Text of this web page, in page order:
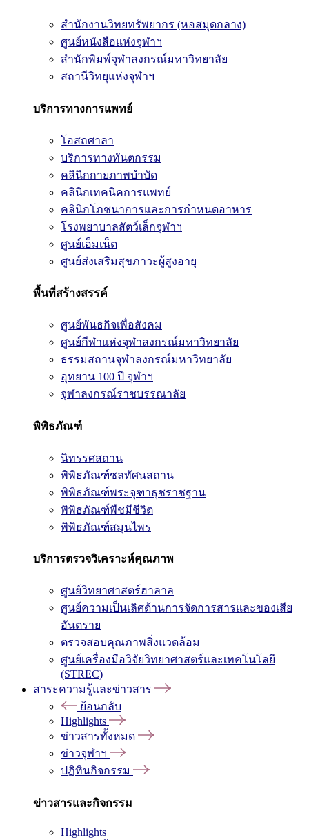
สำนักงานวิทยทรัพยากร (หอสมุดกลาง)
ศูนย์หนังสือแห่งจุฬาฯ
สำนักพิมพ์จุฬาลงกรณ์มหาวิทยาลัย
สถานีวิทยุแห่งจุฬาฯ
บริการทางการแพทย์
โอสถศาลา
บริการทางทันตกรรม
คลินิกกายภาพบำบัด
คลินิกเทคนิคการแพทย์
คลินิกโภชนาการและการกำหนดอาหาร
โรงพยาบาลสัตว์เล็กจุฬาฯ
ศูนย์เอ็มเน็ต
ศูนย์ส่งเสริมสุขภาวะผู้สูงอายุ
พื้นที่สร้างสรรค์
ศูนย์พันธกิจเพื่อสังคม
ศูนย์กีฬาแห่งจุฬาลงกรณ์มหาวิทยาลัย
ธรรมสถานจุฬาลงกรณ์มหาวิทยาลัย
อุทยาน 100 ปี จุฬาฯ
จุฬาลงกรณ์ราชบรรณาลัย
พิพิธภัณฑ์
นิทรรศสถาน
พิพิธภัณฑ์ชลทัศนสถาน
พิพิธภัณฑ์พระจุฑาธุชราชฐาน
พิพิธภัณฑ์พืชมีชีวิต
พิพิธภัณฑ์สมุนไพร
บริการตรวจวิเคราะห์คุณภาพ
ศูนย์วิทยาศาสตร์ฮาลาล
ศูนย์ความเป็นเลิศด้านการจัดการสารและของเสีย
อันตราย
ตรวจสอบคุณภาพสิ่งแวดล้อม
ศูนย์เครื่องมือวิจัยวิทยาศาสตร์และเทคโนโลยี
(STREC)
สาระความรู้และข่าวสาร
ย้อนกลับ
Highlights
ข่าวสารทั้งหมด
ข่าวจุฬาฯ
ปฏิทินกิจกรรม
ข่าวสารและกิจกรรม
Highlights